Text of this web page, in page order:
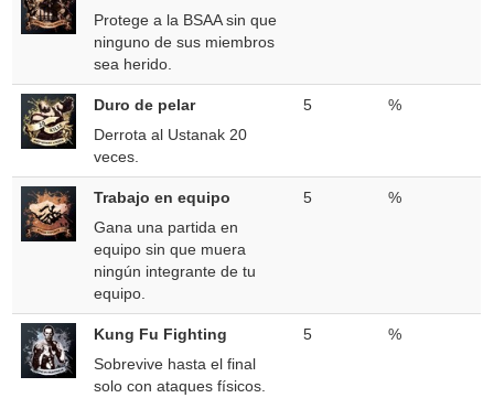
Protege a la BSAA sin que
ninguno de sus miembros
sea herido.
Duro de pelar
Derrota al Ustanak 20
veces.
5 %
Trabajo en equipo
Gana una partida en
equipo sin que muera
ningún integrante de tu
equipo.
5 %
Kung Fu Fighting
Sobrevive hasta el final
solo con ataques físicos.
5 %